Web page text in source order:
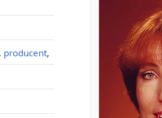
producent,